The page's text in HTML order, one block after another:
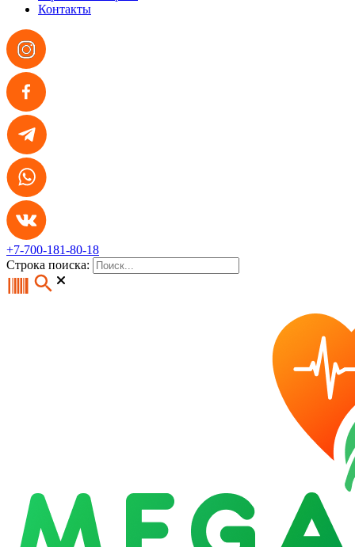
Контакты
+7-700-181-80-18
Строка поиска: